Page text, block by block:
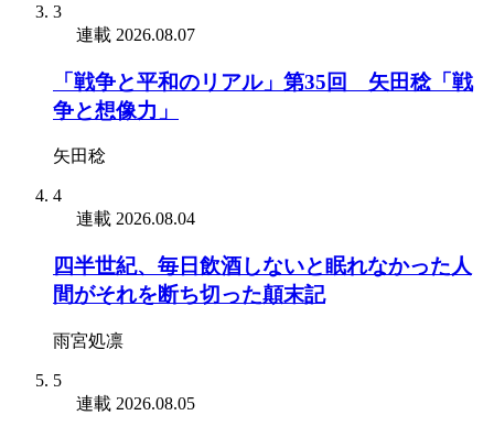
3
連載 2026.08.07
「戦争と平和のリアル」第35回 矢田稔「戦
争と想像力」
矢田稔
4
連載 2026.08.04
四半世紀、毎日飲酒しないと眠れなかった人
間がそれを断ち切った顛末記
雨宮処凛
5
連載 2026.08.05